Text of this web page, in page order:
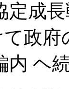
成長
て政
内 ヘ